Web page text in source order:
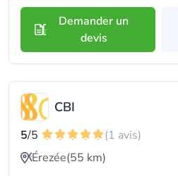
Demander un
devis
CBI
5/5
(1 avis)
Érezée(55 km)